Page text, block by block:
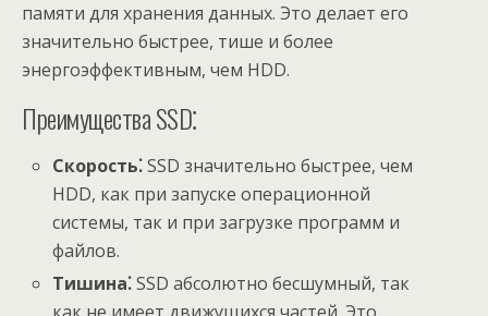
памяти для хранения данных. Это делает его
значительно быстрее, тише и более
энергоэффективным, чем HDD.
Преимущества SSD⁚
Скорость⁚SSD значительно быстрее, чем
HDD, как при запуске операционной
системы, так и при загрузке программ и
файлов.
Тишина⁚SSD абсолютно бесшумный, так